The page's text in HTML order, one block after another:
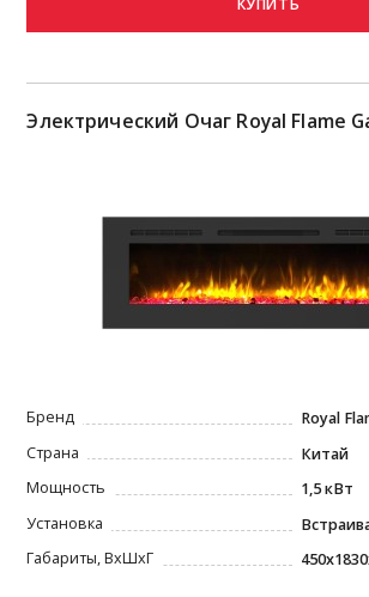
Электрический Очаг Royal Flame
Бренд
Royal
Страна
Китай
Мощность
1,5 кВт
Установка
Габариты, ВxШxГ